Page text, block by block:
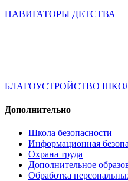
НАВИГАТОРЫ ДЕТСТВА
БЛАГОУСТРОЙСТВО
Дополнительно
Школа безопасности
Информационная
Охрана труда
Дополнительное
Обработка